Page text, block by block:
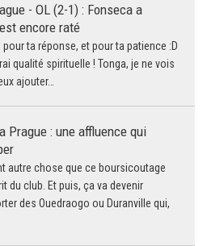
- OL (2-1) : Fonseca a
encore raté
ta réponse, et pour ta patience :D
qualité spirituelle ! Tonga, je ne vois
ajouter…
Prague : une affluence qui
autre chose que ce boursicoutage
du club. Et puis, ça va devenir
des Ouedraogo ou Duranville qui,